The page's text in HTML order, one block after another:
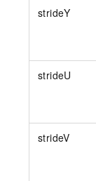
strideY
strideU
strideV